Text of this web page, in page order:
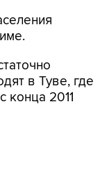
в Туве, где
конца 2011